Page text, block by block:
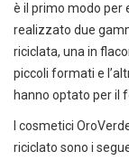
è il primo modo per
realizzato due
riciclata, una in
piccoli formati e
hanno optato per il
I cosmetici
riciclato sono i